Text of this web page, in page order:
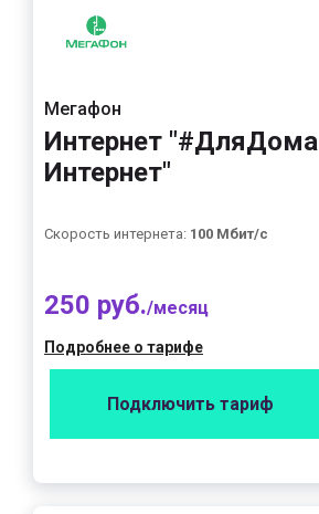
Мегафон
Интернет "#ДляДома
Интернет"
Скорость интернета: 100 Мбит/с
250 руб./месяц
Подробнее о тарифе
Подключить тариф